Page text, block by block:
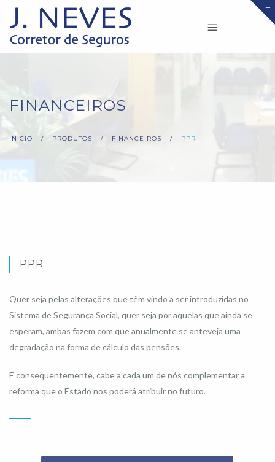
FINANCEIROS
INICIO / PRODUTOS / FINANCEIROS / PPR
PPR
Quer seja pelas alterações que têm vindo a ser introduzidas no
Sistema de Segurança Social, quer seja por aquelas que ainda se
esperam, ambas fazem com que anualmente se anteveja uma
degradação na forma de cálculo das pensões.
E consequentemente, cabe a cada um de nós complementar a
reforma que o Estado nos poderá atribuir no futuro.